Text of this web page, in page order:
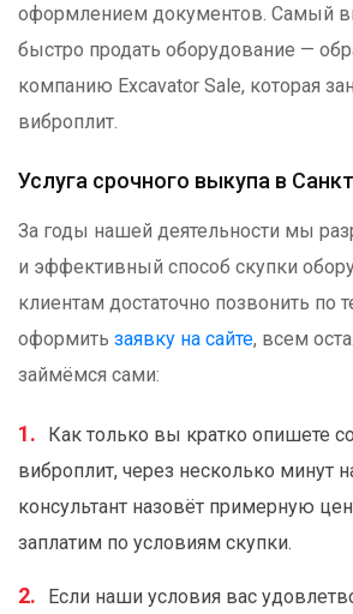
оформлением документов. Самый
быстро продать оборудование —
компанию Excavator Sale, которая
виброплит.
Услуга срочного выкупа в
За годы нашей деятельности мы
и эффективный способ скупки
клиентам достаточно позвонить по
оформить заявку на сайте, всем
займёмся сами:
Как только вы кратко опишете
виброплит, через несколько минут
консультант назовёт примерную
заплатим по условиям скупки.
Если наши условия вас